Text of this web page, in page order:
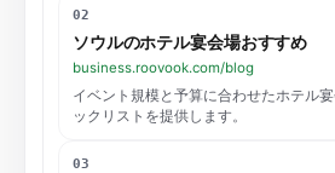
02
ソウルのホテル宴会場おすすめ
business.roovook.com/blog
イベント規模と予算に合わせたホテル
ックリストを提供します。
03